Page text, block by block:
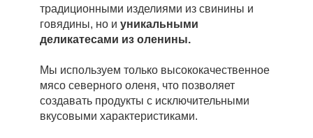
традиционными изделиями из свинины и
говядины, но и уникальными
деликатесами из оленины.
Мы используем только высококачественное
мясо северного оленя, что позволяет
создавать продукты с исключительными
вкусовыми характеристиками.